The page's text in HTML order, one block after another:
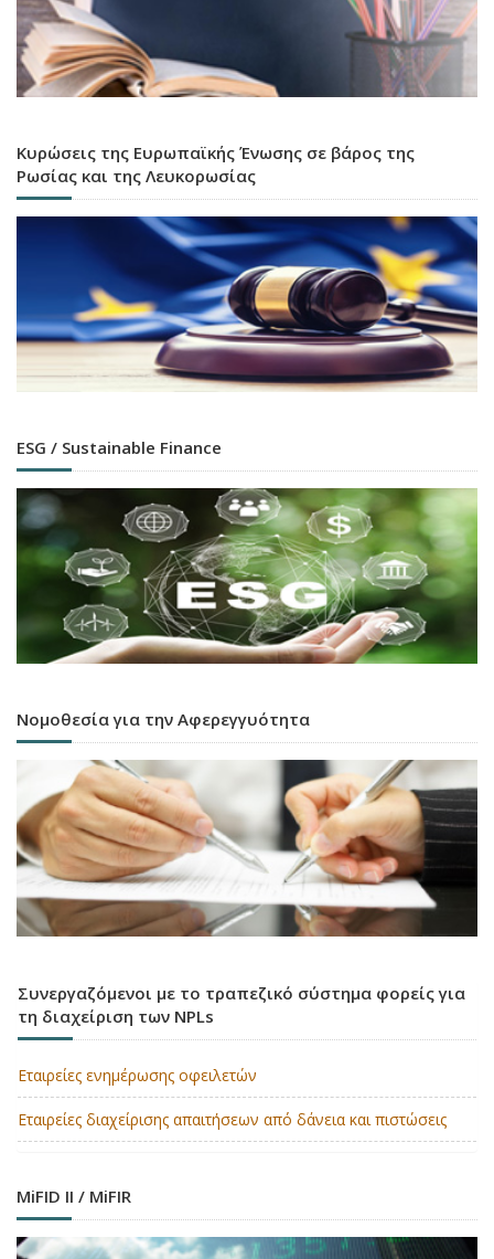
Κυρώσεις της Ευρωπαϊκής Ένωσης σε βάρος της
Ρωσίας και της Λευκορωσίας
ESG / Sustainable Finance
Νομοθεσία για την Αφερεγγυότητα
Συνεργαζόμενοι με το τραπεζικό σύστημα φορείς για
τη διαχείριση των NPLs
Εταιρείες ενημέρωσης οφειλετών
Εταιρείες διαχείρισης απαιτήσεων από δάνεια και πιστώσεις
MiFID II / MiFIR